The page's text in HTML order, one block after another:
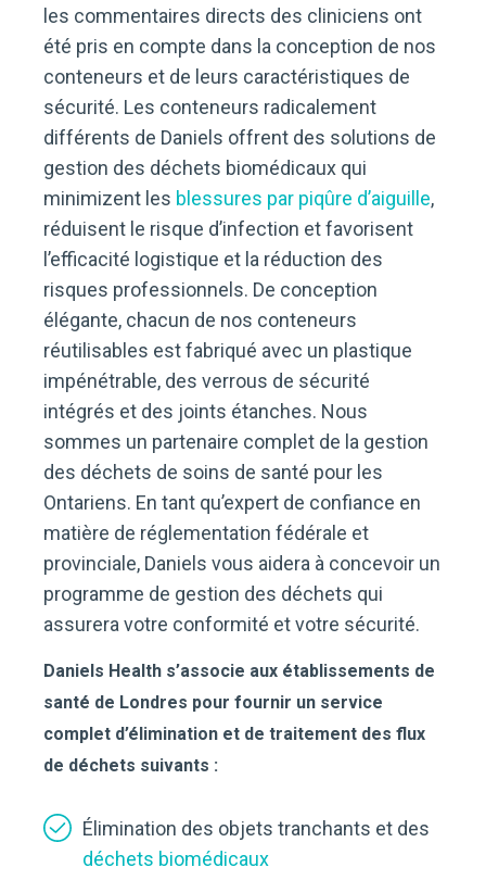
les commentaires directs des cliniciens ont
été pris en compte dans la conception de nos
conteneurs et de leurs caractéristiques de
sécurité. Les conteneurs radicalement
différents de Daniels offrent des solutions de
gestion des déchets biomédicaux qui
minimizent les blessures par piqûre d’aiguille,
réduisent le risque d’infection et favorisent
l’efficacité logistique et la réduction des
risques professionnels. De conception
élégante, chacun de nos conteneurs
réutilisables est fabriqué avec un plastique
impénétrable, des verrous de sécurité
intégrés et des joints étanches. Nous
sommes un partenaire complet de la gestion
des déchets de soins de santé pour les
Ontariens. En tant qu’expert de confiance en
matière de réglementation fédérale et
provinciale, Daniels vous aidera à concevoir un
programme de gestion des déchets qui
assurera votre conformité et votre sécurité.
Daniels Health s’associe aux établissements de
santé de Londres pour fournir un service
complet d’élimination et de traitement des flux
de déchets suivants :
Élimination des objets tranchants et des
déchets biomédicaux